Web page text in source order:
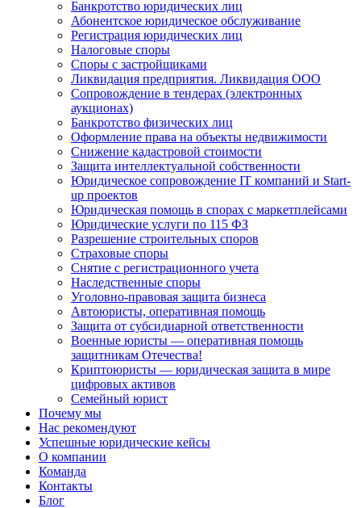
Банкротство юридических лиц
Абонентское юридическое обслуживание
Регистрация юридических лиц
Налоговые споры
Споры с застройщиками
Ликвидация предприятия. Ликвидация ООО
Сопровождение в тендерах (электронных
аукционах)
Банкротство физических лиц
Оформление права на объекты недвижимости
Снижение кадастровой стоимости
Защита интеллектуальной собственности
Юридическое сопровождение IT компаний и Start-
up проектов
Юридическая помощь в спорах с маркетплейсами
Юридические услуги по 115 ФЗ
Разрешение строительных споров
Страховые споры
Снятие с регистрационного учета
Наследственные споры
Уголовно-правовая защита бизнеса
Автоюристы, оперативная помощь
Защита от субсидиарной ответственности
Военные юристы — оперативная помощь
защитникам Отечества!
Криптоюристы — юридическая защита в мире
цифровых активов
Семейный юрист
Почему мы
Нас рекомендуют
Успешные юридические кейсы
О компании
Команда
Контакты
Блог